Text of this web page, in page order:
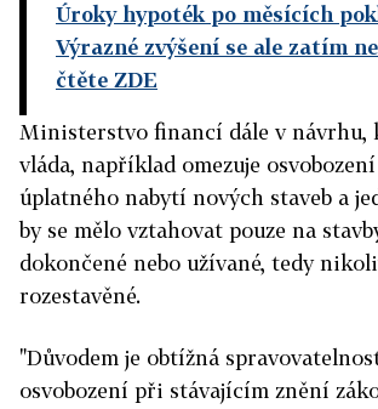
Úroky hypoték po měsících
Výrazné zvýšení se ale zatím
čtěte ZDE
Ministerstvo financí dále v návrhu,
vláda, například omezuje
úplatného nabytí nových staveb a
by se mělo vztahovat pouze na
dokončené nebo užívané, tedy
rozestavěné.
"Důvodem je obtížná
osvobození při stávajícím znění